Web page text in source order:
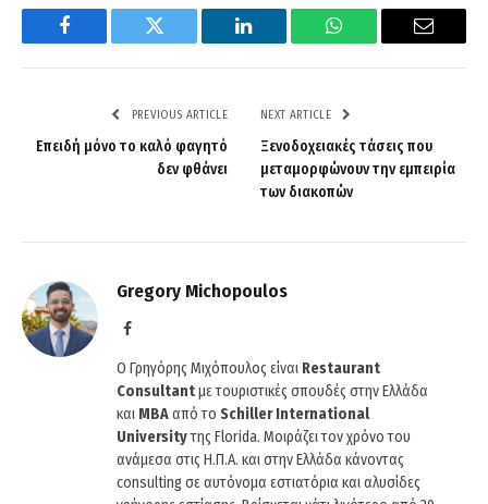
Facebook Twitter LinkedIn WhatsApp Email
PREVIOUS ARTICLE
Επειδή μόνο το καλό φαγητό
δεν φθάνει
NEXT ARTICLE
Ξενοδοχειακές τάσεις που
μεταμορφώνουν την εμπειρία
των διακοπών
Gregory Michopoulos
Facebook
Ο Γρηγόρης Μιχόπουλος είναι Restaurant
Consultantμε τουριστικές σπουδές στην Ελλάδα
και ΜΒΑαπό το Schiller International
Universityτης Florida. Μοιράζει τον χρόνο του
ανάμεσα στις Η.Π.Α. και στην Ελλάδα κάνοντας
consulting σε αυτόνομα εστιατόρια και αλυσίδες